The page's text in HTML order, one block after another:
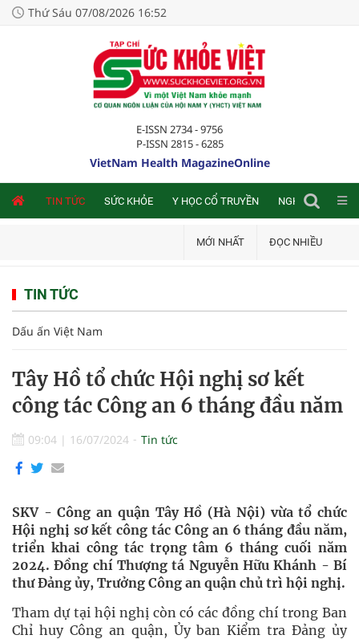
Thứ Sáu 07/08/2026 16:52
E-ISSN 2734 - 9756
P-ISSN 2815 - 6285
VietNam Health MagazineOnline
TIN TỨC SỨC KHỎE Y HỌC CỔ TRUYỀN NGHIÊN CỨU
MỚI NHẤT ĐỌC NHIỀU
TIN TỨC
Dấu ấn Việt Nam
Tây Hồ tổ chức Hội nghị sơ kết
công tác Công an 6 tháng đầu năm
09:04 | 16/07/2024 Tin tức
SKV - Công an quận Tây Hồ (Hà Nội) vừa tổ chức
Hội nghị sơ kết công tác Công an 6 tháng đầu năm,
triển khai công tác trọng tâm 6 tháng cuối năm
2024. Đồng chí Thượng tá Nguyễn Hữu Khánh - Bí
thư Đảng ủy, Trưởng Công an quận chủ trì hội nghị.
Tham dự tại hội nghị còn có các đồng chí trong Ban
Chỉ huy Công an quận, Ủy ban Kiểm tra Đảng ủy